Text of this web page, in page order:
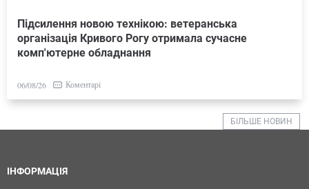
Підсилення новою технікою: ветеранська
організація Кривого Рогу отримала сучасне
комп'ютерне обладнання
06/08/26 Коментарі
БІЛЬШЕ НОВИН
ІНФОРМАЦІЯ